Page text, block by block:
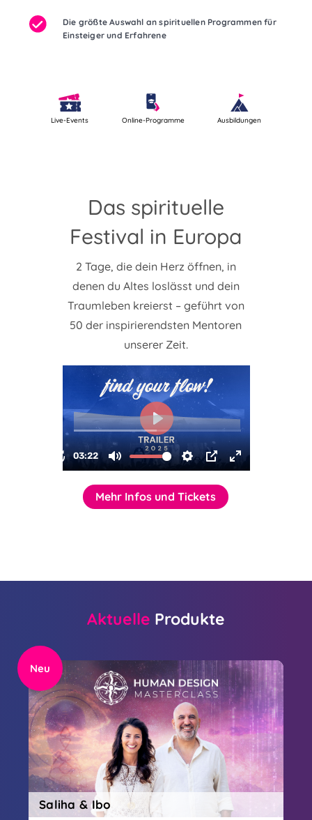
Live-Events Online-Programme Ausbildungen
Die größte Auswahl an spirituellen Programmen für
Einsteiger und Erfahrene
Das spirituelle
Festival in Europa
2 Tage, die dein Herz öffnen, in
denen du Altes loslässt und dein
Traumleben kreierst – geführt von
50 der inspirierendsten Mentoren
unserer Zeit.
Mehr Infos und Tickets
Aktuelle Produkte
Neu
Saliha & Ibo